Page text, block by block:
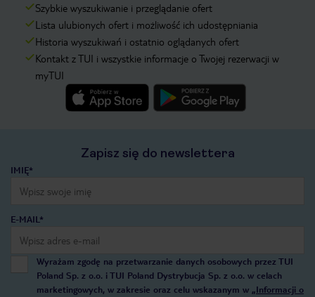
Szybkie wyszukiwanie i przeglądanie ofert
Lista ulubionych ofert i możliwość ich udostępniania
Historia wyszukiwań i ostatnio oglądanych ofert
Kontakt z TUI i wszystkie informacje o Twojej rezerwacji w
myTUI
Zapisz się do newslettera
IMIĘ*
E-MAIL*
Wyrażam zgodę na przetwarzanie danych osobowych przez TUI
Poland Sp. z o.o. i TUI Poland Dystrybucja Sp. z o.o. w celach
marketingowych, w zakresie oraz celu wskazanym w „Informacji o